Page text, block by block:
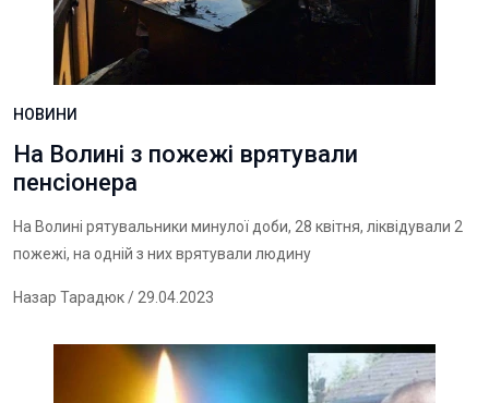
НОВИНИ
На Волині з пожежі врятували
пенсіонера
На Волині рятувальники минулої доби, 28 квітня, ліквідували 2
пожежі, на одній з них врятували людину
Назар Тарадюк/ 29.04.2023